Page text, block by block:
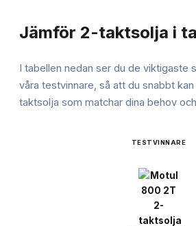
Jämför 2-taktsolja i
I tabellen nedan ser du de viktigaste
våra testvinnare, så att du snabbt
taktsolja som matchar dina behov
TESTVINNARE